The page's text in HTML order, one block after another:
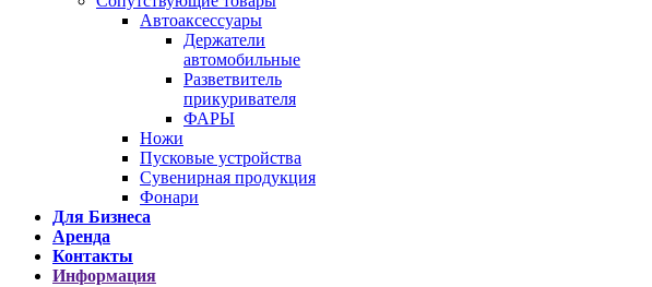
Автоаксессуары
Держатели
автомобильные
Разветвитель
прикуривателя
ФАРЫ
Ножи
Пусковые устройства
Сувенирная продукция
Фонари
Для Бизнеса
Аренда
Контакты
Информация